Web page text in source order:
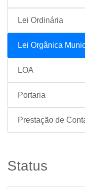
Lei Ordinária
Lei Orgânica
LOA
Portaria
Prestação de
Status